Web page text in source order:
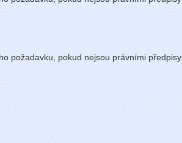
požadavku, pokud nejsou právními předpisy